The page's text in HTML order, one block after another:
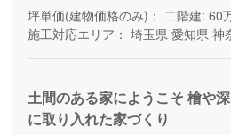
坪単価(建物価格のみ)： 二階建: 60
施工対応エリア： 埼玉県 愛知県 神
土間のある家にようこそ 檜や
に取り入れた家づくり